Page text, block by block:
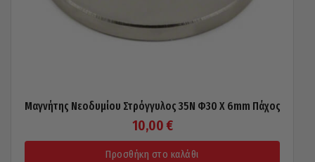
Μαγνήτης Νεοδυμίου Στρόγγυλος 35N Φ30 X 6mm Πάχος
10,00 €
Προσθήκη στο καλάθι